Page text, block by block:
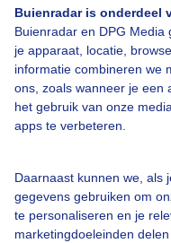
Buienradar is onderdeel
Buienradar en DPG
je apparaat, locatie,
informatie combineren we
ons, zoals wanneer je een
het gebruik van onze
apps te verbeteren.
Daarnaast kunnen we, als
gegevens gebruiken om
te personaliseren en je
marketingdoeleinden
Maisakker Wolken
Bekijk slideshow
Een